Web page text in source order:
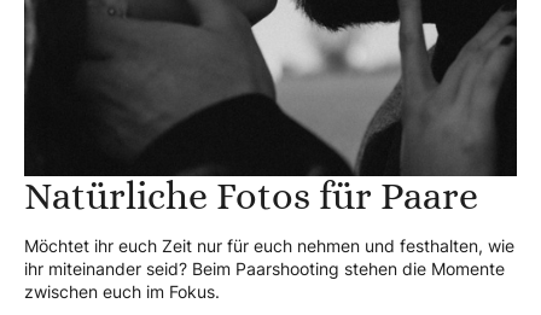
Natürliche Fotos für Paare
Möchtet ihr euch Zeit nur für euch nehmen und festhalten, wie
ihr miteinander seid? Beim Paarshooting stehen die Momente
zwischen euch im Fokus.